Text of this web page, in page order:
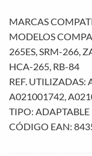
MARCAS
MODELOS
265ES, SRM-266,
HCA-265, RB-84
REF.
A021001742,
TIPO: ADAPTABLE
CÓDIGO EAN: